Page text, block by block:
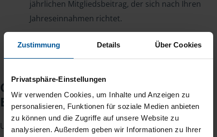
Zustimmung Details Über Cookies
Privatsphäre-Einstellungen
Wir verwenden Cookies, um Inhalte und Anzeigen zu
personalisieren, Funktionen für soziale Medien anbieten
zu können und die Zugriffe auf unsere Website zu
analysieren. Außerdem geben wir Informationen zu Ihrer
jährlichen Mitgliedsbeitrag, der sich nach Ihren
Jahreseinnahmen richtet.
Checkliste für Ihr
Beratungsgespräch
Um Ihre Steuererklärung erstellen zu können, benötigen